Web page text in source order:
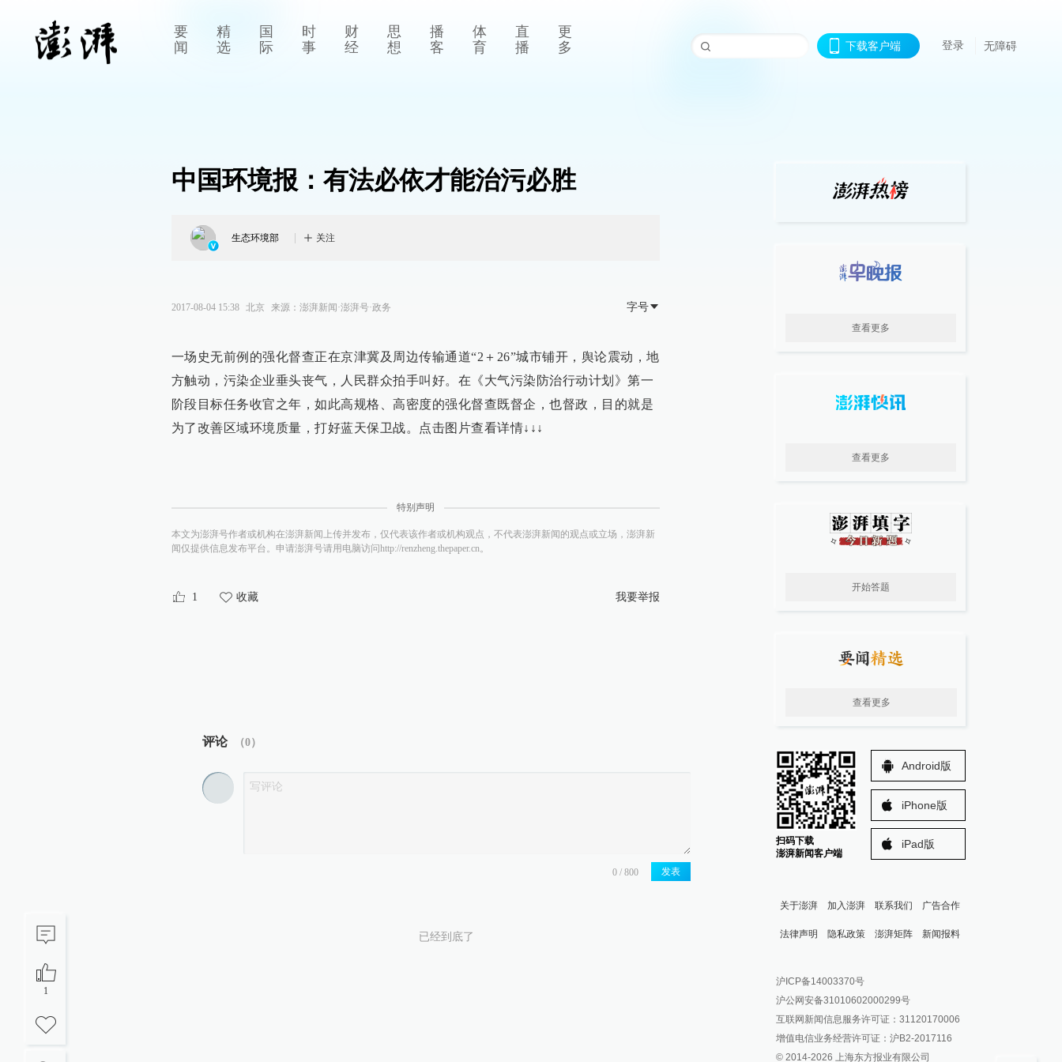
要
闻
精
选
国
际
时
事
财
经
思
想
播
客
体
育
直
播
更
多
下载客户端 登录 无障碍
1
中国环境报：有法必依才能治污必胜
生态环境部 关注
2017-08-04 15:38 北京 来源： 澎湃新闻·澎湃号·政务 字号
一场史无前例的强化督查正在京津冀及周边传输通道“2＋26”城市铺开，舆论震动，地
方触动，污染企业垂头丧气，人民群众拍手叫好。在《大气污染防治行动计划》第一
阶段目标任务收官之年，如此高规格、高密度的强化督查既督企，也督政，目的就是
为了改善区域环境质量，打好蓝天保卫战。点击图片查看详情↓↓↓
特别声明
本文为澎湃号作者或机构在澎湃新闻上传并发布，仅代表该作者或机构观点，不代表澎湃新闻的观点或立场，澎湃新
闻仅提供信息发布平台。申请澎湃号请用电脑访问http://renzheng.thepaper.cn。
1 收藏 我要举报
评论 （0）
发表
已经到底了
查看更多
查看更多
开始答题
查看更多
扫码下载
澎湃新闻客户端
Android版
iPhone版
iPad版
关于澎湃 加入澎湃 联系我们 广告合作
法律声明 隐私政策 澎湃矩阵
澎湃新闻公众号
澎湃新闻抖音号
派生万物开放平台
IP SHANGHAI
新闻报料
报料邮箱: news@thepaper.cn
沪ICP备14003370号
沪公网安备31010602000299号
互联网新闻信息服务许可证：31120170006
增值电信业务经营许可证：沪B2-2017116
© 2014-2026 上海东方报业有限公司